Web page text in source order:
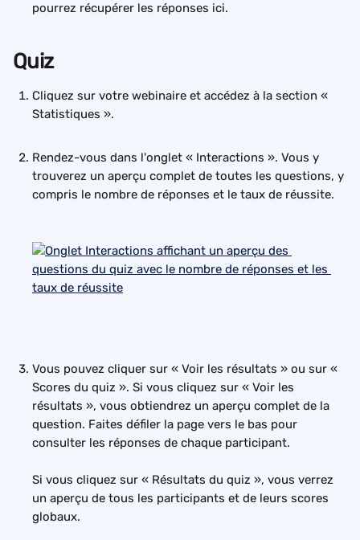
pourrez récupérer les réponses ici.
Quiz
Cliquez sur votre webinaire et accédez à la section «
Statistiques ».
Rendez-vous dans l'onglet « Interactions ». Vous y
trouverez un aperçu complet de toutes les questions, y
compris le nombre de réponses et le taux de réussite.
Vous pouvez cliquer sur « Voir les résultats » ou sur «
Scores du quiz ». Si vous cliquez sur « Voir les
résultats », vous obtiendrez un aperçu complet de la
question. Faites défiler la page vers le bas pour
consulter les réponses de chaque participant.
Si vous cliquez sur « Résultats du quiz », vous verrez
un aperçu de tous les participants et de leurs scores
globaux.